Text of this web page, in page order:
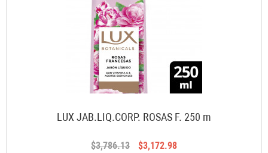
LUX JAB.LIQ.CORP. ROSAS F. 250 m
$3,786.13 $3,172.98